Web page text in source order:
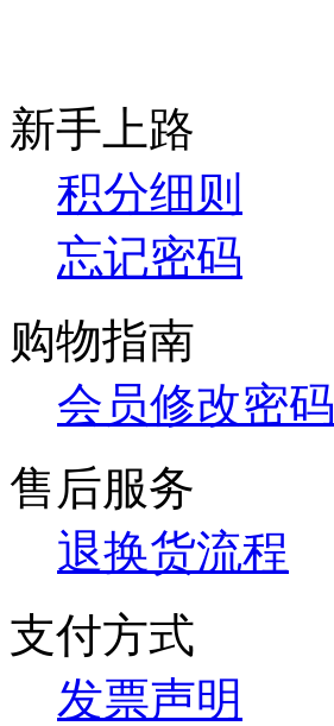
新手上路
积分细则
忘记密码
购物指南
会员修改密码
售后服务
退换货流程
支付方式
发票声明